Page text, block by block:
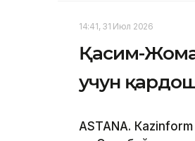
14:41, 31 Июл 2026
Қасим-
учун
ASTANА.